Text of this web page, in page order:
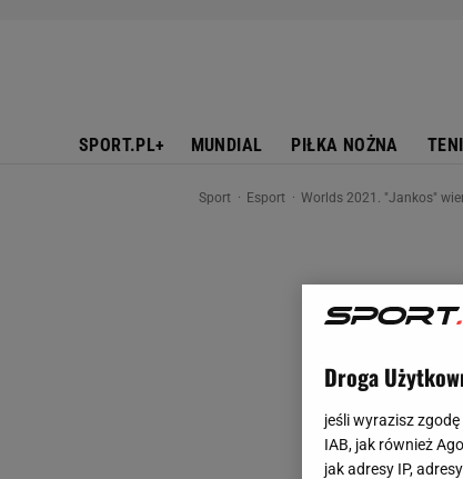
SPORT.PL+ MUNDIAL PIŁKA NOŻNA
Sport Esport Worlds 2021. "Jankos"
Droga
jeśli wyrazisz
IAB, jak również
jak adresy IP,